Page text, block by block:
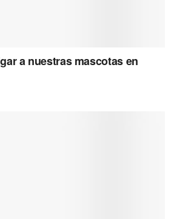
a nuestras mascotas en